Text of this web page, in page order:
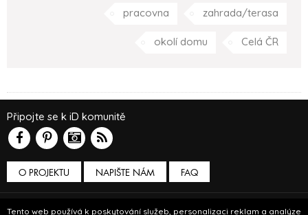
Tento web používá k poskytování služeb, personalizaci reklam a analýze
pracovna zahrada/terasa
okolí domu Celá ČR
O PROJEKTU NAPIŠTE NÁM
Připojte se k iD komunitě
FAQ
Podmínky používání